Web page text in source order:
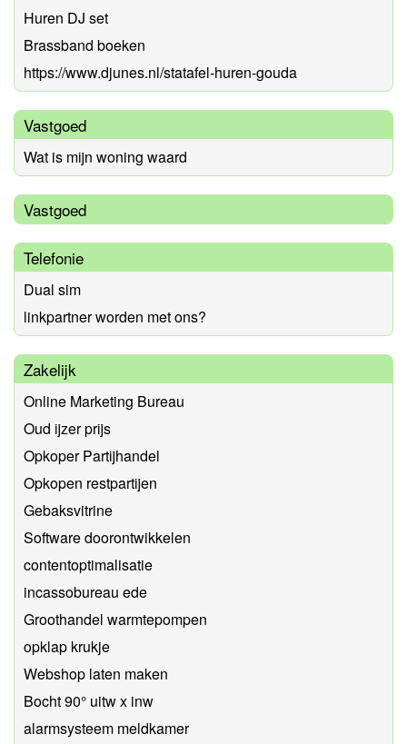
Huren DJ set
Brassband boeken
https://www.djunes.nl/statafel-huren-gouda
Vastgoed
Wat is mijn woning waard
Vastgoed
Telefonie
Dual sim
linkpartner worden met ons?
Zakelijk
Online Marketing Bureau
Oud ijzer prijs
Opkoper Partijhandel
Opkopen restpartijen
Gebaksvitrine
Software doorontwikkelen
contentoptimalisatie
incassobureau ede
Groothandel warmtepompen
opklap krukje
Webshop laten maken
Bocht 90° uitw x inw
alarmsysteem meldkamer